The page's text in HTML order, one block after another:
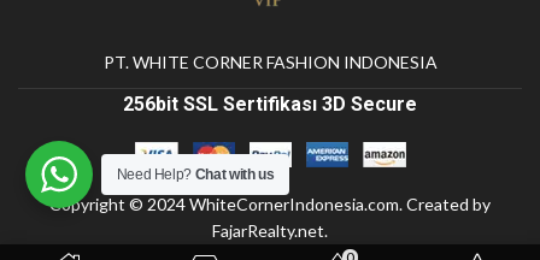
PT. WHITE CORNER FASHION INDONESIA
256bit SSL Sertifikası 3D Secure
Copyright © 2024WhiteCornerIndonesia.com. Created by
FajarRealty.net.
Need Help? Chat with us